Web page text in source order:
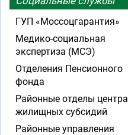
ГУП «Моссоцгарантия»
Медико-социальная
экспертиза (МСЭ)
Отделения Пенсионного
фонда
Районные отделы центра
жилищных субсидий
Районные управления